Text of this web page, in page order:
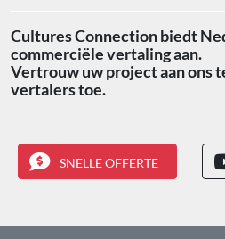
Cultures Connection biedt
commerciële vertaling aan.
Vertrouw uw project aan ons
vertalers toe.
SNELLE OFFERTE